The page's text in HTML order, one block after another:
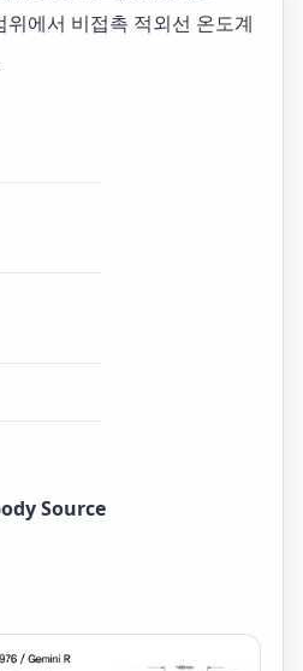
위에서 비접촉 적외선 온도계
Source